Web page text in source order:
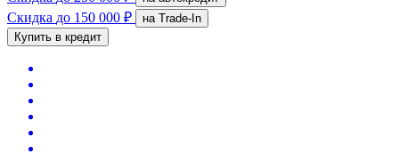
Скидка до 150 000 ₽
на Trade-In
Купить в кредит